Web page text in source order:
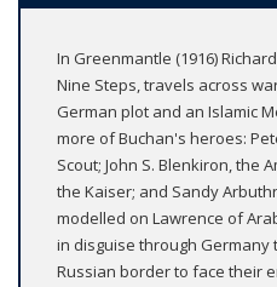
In Greenmantle (1916)
Nine Steps, travels across
German plot and an Islamic
more of Buchan's heroes:
Scout; John S. Blenkiron, the
the Kaiser; and Sandy
modelled on Lawrence of
in disguise through
Russian border to face their